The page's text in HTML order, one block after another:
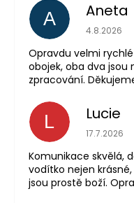
A Aneta
4.8.2026
Opravdu velmi
obojek, oba dva jsou
zpracování.
L Lucie
17.7.2026
Komunikace skvělá,
vodítko nejen
jsou prostě boží.